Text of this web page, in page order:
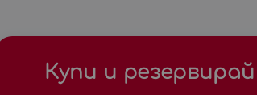
Купи и резервирай